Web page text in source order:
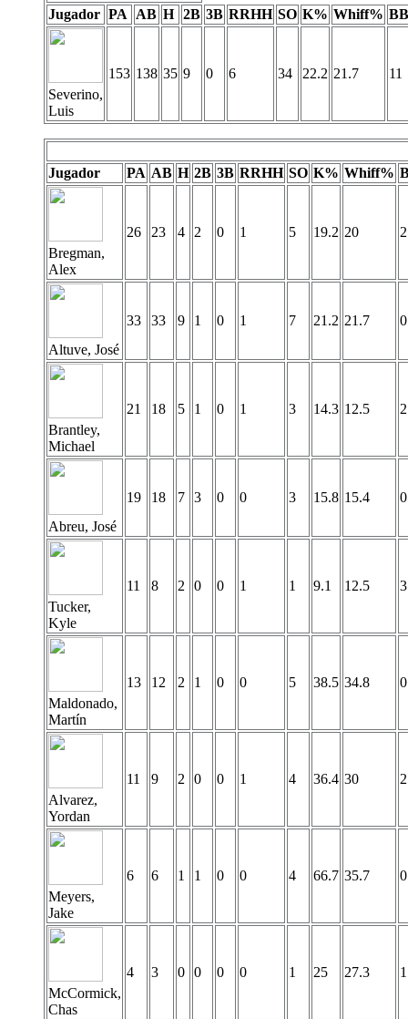
Jugador PA AB H 2B 3B RRHH SO K% Whiff% BB
Severino,
Luis
153 138 35 9 0 6 34 22.2 21.7 11
Jugador PA AB H 2B 3B RRHH SO K% Whiff%
Bregman,
Alex
26 23 4 2 0 1 5 19.2 20 2
Altuve, José
33 33 9 1 0 1 7 21.2 21.7 0
Brantley,
Michael
21 18 5 1 0 1 3 14.3 12.5 2
Abreu, José
19 18 7 3 0 0 3 15.8 15.4 0
Tucker,
Kyle
11 8 2 0 0 1 1 9.1 12.5 3
Maldonado,
Martín
13 12 2 1 0 0 5 38.5 34.8 0
Alvarez,
Yordan
11 9 2 0 0 1 4 36.4 30 2
Meyers,
Jake
6 6 1 1 0 0 4 66.7 35.7 0
McCormick,
Chas
4 3 0 0 0 0 1 25 27.3 1